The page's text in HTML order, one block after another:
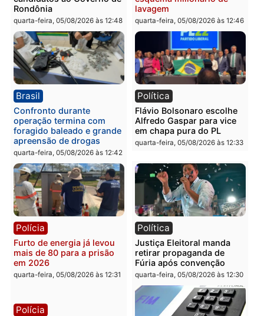
Jônatas França é aprovado
na convenção e
confirmado candidato a
deputado federal pelo
Republicanos
quarta-feira, 05/08/2026 às 15:52
TCE reúne candidatos ao
Governo e apresenta
diagnóstico que pode
mudar os rumos de
Rondônia
quarta-feira, 05/08/2026 às
Política
Violência domina o debate
eleitoral e segurança vira
principal arma dos
candidatos ao Governo de
Rondônia
quarta-feira, 05/08/2026 às 12:48
Polícia
O dinheiro do crime: PF
apreende R$ 2 milhões
Porto Velho e expõe
esquema milionário de
lavagem
quarta-feira, 05/08/2026 às
Brasil Política